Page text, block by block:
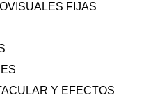
FIJAS
Y EFECTOS